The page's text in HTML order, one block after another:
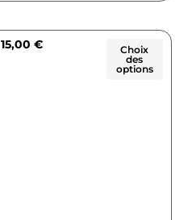
15,00 €
Choix
des
options